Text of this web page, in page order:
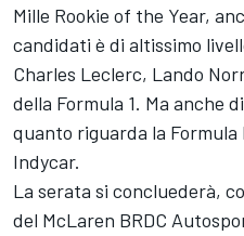
Mille Rookie of the Year,
candidati è di altissimo
Charles Leclerc, Lando
della Formula 1. Ma anche
quanto riguarda la Formula
Indycar.
La serata si concluederà,
del McLaren BRDC